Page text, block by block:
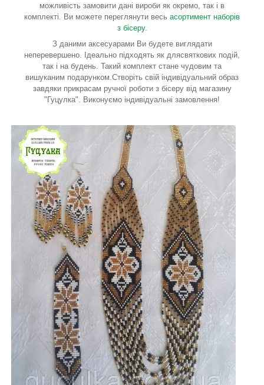
можливість замовити дані вироби як окремо, так і в
комплекті. Ви можете переглянути весь асортимент наборів
з бісеру.
З даними аксесуарами Ви будете виглядати
неперевершено. Ідеально підходять як длясвяткових подій,
так і на будень. Такий комплект стане чудовим та
вишуканим подарунком.Створіть свій індивідуальний образ
завдяки прикрасам ручної роботи з бісеру від магазину
"Гуцулка". Виконуємо індивідуальні замовлення!